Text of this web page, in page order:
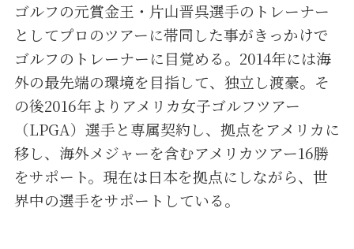
ゴルフの元賞金王・片山晋呉選手のトレーナー
としてプロのツアーに帯同した事がきっかけで
ゴルフのトレーナーに目覚める。2014年には海
外の最先端の環境を目指して、独立し渡豪。そ
の後2016年よりアメリカ女子ゴルフツアー
（LPGA）選手と専属契約し、拠点をアメリカに
移し、海外メジャーを含むアメリカツアー16勝
をサポート。現在は日本を拠点にしながら、世
界中の選手をサポートしている。